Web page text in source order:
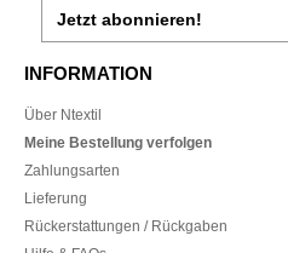
Jetzt abonnieren!
INFORMATION
Über Ntextil
Meine Bestellung verfolgen
Zahlungsarten
Lieferung
Rückerstattungen / Rückgaben